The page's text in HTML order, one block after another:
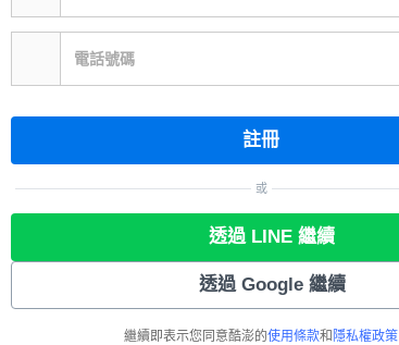
電話號碼
註冊
或
透過 LINE 繼續
透過 Google 繼續
繼續即表示您同意酷澎的使用條款和 隱私權政策